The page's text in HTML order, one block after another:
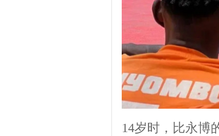
14岁时，比永博